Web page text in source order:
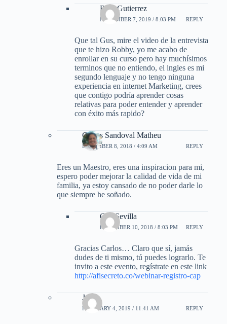
Raul Gutierrez
NOVEMBER 7, 2019 / 8:03 PM REPLY
Que tal Gus, mire el video de la entrevista
que te hizo Robby, yo me acabo de
enrollar en su curso pero hay muchísimos
terminos que no entiendo, el ingles es mi
segundo lenguaje y no tengo ninguna
experiencia en internet Marketing, crees
que contigo podría aprender cosas
relativas para poder entender y aprender
con éxito más rapido?
Carlos Sandoval Matheu
DECEMBER 8, 2018 / 4:09 AM REPLY
Eres un Maestro, eres una inspiracion para mi,
espero poder mejorar la calidad de vida de mi
familia, ya estoy cansado de no poder darle lo
que siempre he soñado.
Gus Sevilla
DECEMBER 10, 2018 / 8:03 PM REPLY
Gracias Carlos… Claro que sí, jamás
dudes de ti mismo, tú puedes lograrlo. Te
invito a este evento, regístrate en este link
http://afisecreto.co/webinar-registro-cap
Jose
FEBRUARY 4, 2019 / 11:41 AM REPLY